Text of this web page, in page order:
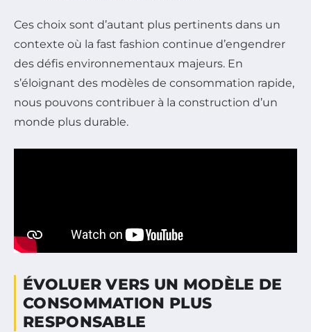
Ces choix sont d’autant plus pertinents dans un
contexte où la fast fashion continue d’engendrer
des défis environnementaux majeurs. En
s’éloignant des modèles de consommation rapide,
nous pouvons contribuer à la construction d’un
monde plus durable.
ÉVOLUER VERS UN MODÈLE DE
CONSOMMATION PLUS
RESPONSABLE